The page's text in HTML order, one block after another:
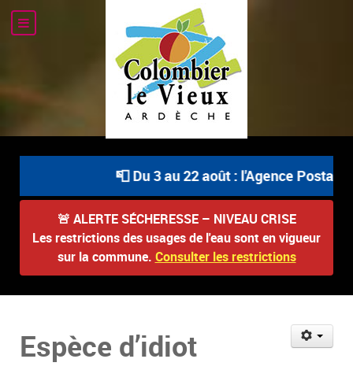
📮 Du 3 au 22 août : l'Agence
🚨 ALERTE SÉCHERESSE – NIVEAU CRISE
Les restrictions des usages de l'eau sont en vigueur
sur la commune. Consulter les restrictions
Espèce d’idiot